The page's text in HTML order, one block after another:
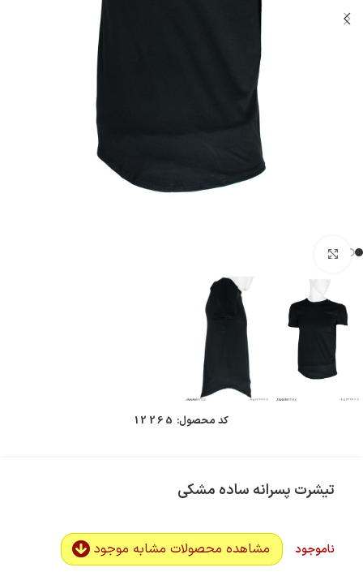
کد محصول: 12265
تیشرت پسرانه ساده مشکی
ناموجود مشاهده محصولات مشابه موجود